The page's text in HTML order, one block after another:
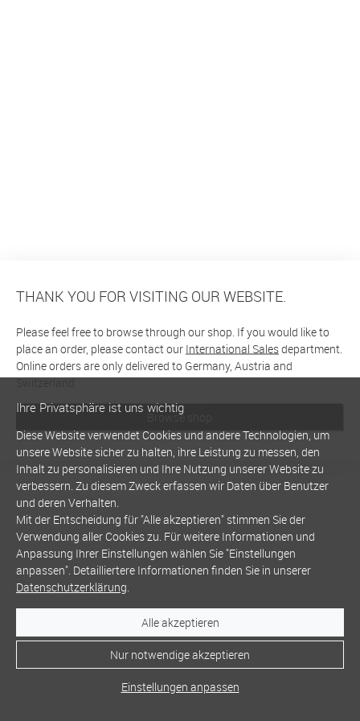
THANK YOU FOR VISITING OUR WEBSITE.
Please feel free to browse through our shop. If you would like to
place an order, please contact our International Salesdepartment.
Online orders are only delivered to Germany, Austria and
Switzerland
Browse shop
Ihre Privatsphäre ist uns wichtig
Diese Website verwendet Cookies und andere Technologien, um
unsere Website sicher zu halten, ihre Leistung zu messen, den
Inhalt zu personalisieren und Ihre Nutzung unserer Website zu
verbessern. Zu diesem Zweck erfassen wir Daten über Benutzer
und deren Verhalten.
Mit der Entscheidung für "Alle akzeptieren" stimmen Sie der
Verwendung aller Cookies zu. Für weitere Informationen und
Anpassung Ihrer Einstellungen wählen Sie "Einstellungen
anpassen". Detailliertere Informationen finden Sie in unserer
Datenschutzerklärung.
Alle akzeptieren
Nur notwendige akzeptieren
Einstellungen anpassen